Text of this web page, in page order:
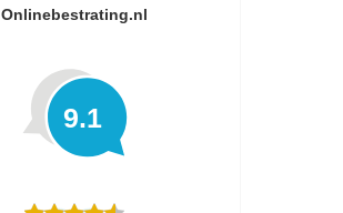
Onlinebestrating.nl
9.1